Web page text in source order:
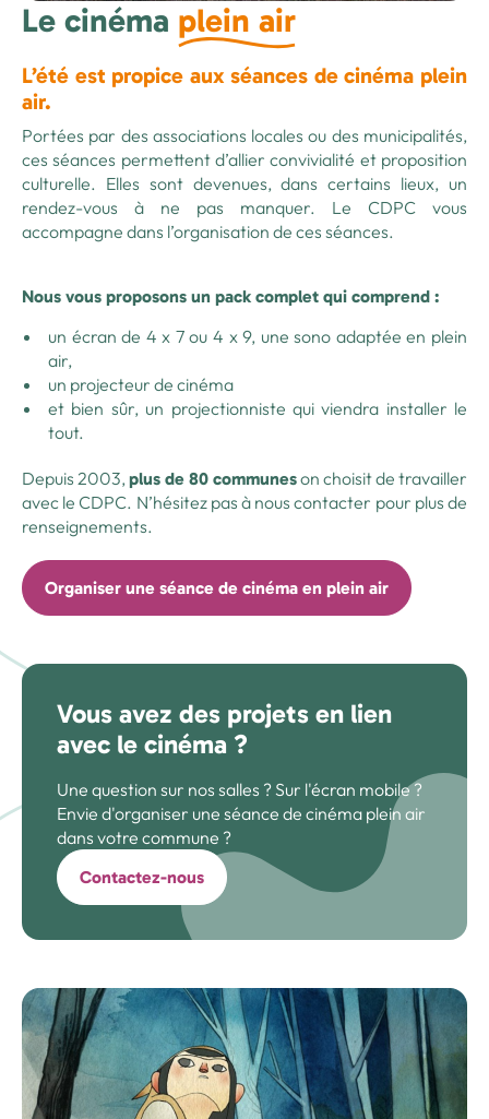
Le cinéma plein air
L’été est propice aux séances de cinéma plein
air.
Portées par des associations locales ou des municipalités,
ces séances permettent d’allier convivialité et proposition
culturelle. Elles sont devenues, dans certains lieux, un
rendez-vous à ne pas manquer. Le CDPC vous
accompagne dans l’organisation de ces séances.
Nous vous proposons un pack complet qui comprend :
un écran de 4 x 7 ou 4 x 9, une sono adaptée en plein
air,
un projecteur de cinéma
et bien sûr, un projectionniste qui viendra installer le
tout.
Depuis 2003,plus de 80 communeson choisit de travailler
avec le CDPC. N’hésitez pas à nous contacter pour plus de
renseignements.
Organiser une séance de cinéma en plein air
Vous avez des projets en lien
avec le cinéma ?
Une question sur nos salles ? Sur l'écran mobile ?
Envie d'organiser une séance de cinéma plein air
dans votre commune ?
Contactez-nous